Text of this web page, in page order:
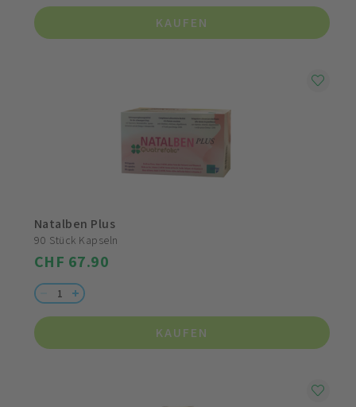
KAUFEN
Natalben Plus
90 Stück Kapseln
CHF 67.90
KAUFEN